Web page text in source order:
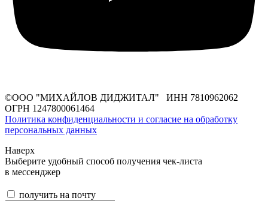
©ООО "МИХАЙЛОВ ДИДЖИТАЛ" ИНН 7810962062
ОГРН 1247800061464
Политика конфиденциальности и согласие на обработку
персональных данных
Наверх
Выберите удобный способ получения чек-листа
в мессенджер
получить на почту